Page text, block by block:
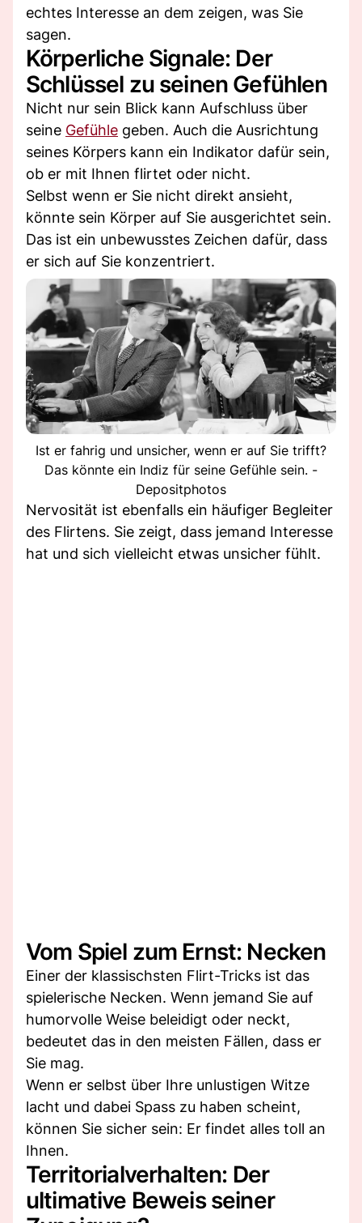
echtes Interesse an dem zeigen, was Sie
sagen.
Körperliche Signale: Der
Schlüssel zu seinen Gefühlen
Nicht nur sein Blick kann Aufschluss über
seine Gefühle geben. Auch die Ausrichtung
seines Körpers kann ein Indikator dafür sein,
ob er mit Ihnen flirtet oder nicht.
Selbst wenn er Sie nicht direkt ansieht,
könnte sein Körper auf Sie ausgerichtet sein.
Das ist ein unbewusstes Zeichen dafür, dass
er sich auf Sie konzentriert.
Ist er fahrig und unsicher, wenn er auf Sie trifft?
Das könnte ein Indiz für seine Gefühle sein. -
Depositphotos
Nervosität ist ebenfalls ein häufiger Begleiter
des Flirtens. Sie zeigt, dass jemand Interesse
hat und sich vielleicht etwas unsicher fühlt.
Vom Spiel zum Ernst: Necken
Einer der klassischsten Flirt-Tricks ist das
spielerische Necken. Wenn jemand Sie auf
humorvolle Weise beleidigt oder neckt,
bedeutet das in den meisten Fällen, dass er
Sie mag.
Wenn er selbst über Ihre unlustigen Witze
lacht und dabei Spass zu haben scheint,
können Sie sicher sein: Er findet alles toll an
Ihnen.
Territorialverhalten: Der
ultimative Beweis seiner